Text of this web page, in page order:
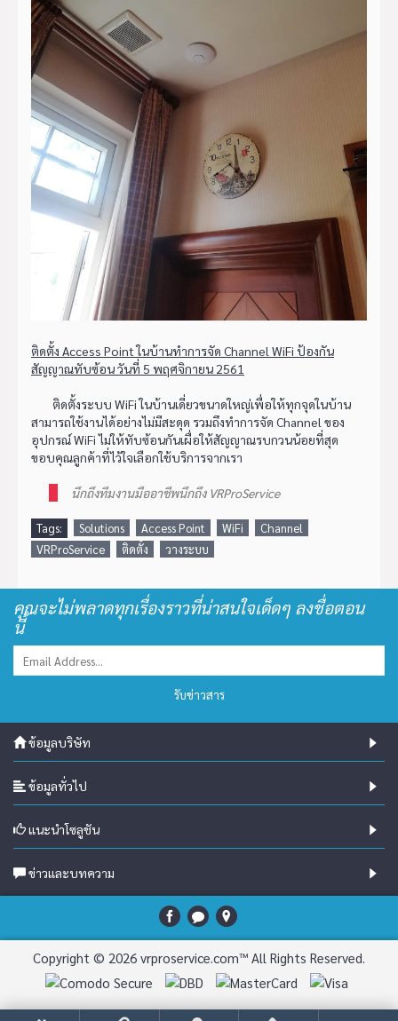
ติดตั้ง Access Point ในบ้านทำการจัด Channel WiFi ป้องกัน
สัญญาณทับซ้อน วันที่ 5 พฤศจิกายน 2561
ติดตั้งระบบ WiFi ในบ้านเดี่ยวขนาดใหญ่เพื่อให้ทุกจุดในบ้าน
สามารถใช้งานได้อย่างไม่มีสะดุด รวมถึงทำการจัด Channel ของ
อุปกรณ์ WiFi ไม่ให้ทับซ้อนกันเผื่อให้สัญญาณรบกวนน้อยที่สุด
ขอบคุณลูกค้าที่ไว้ใจเลือกใช้บริการจากเรา
นึกถึงทีมงานมืออาชีพนึกถึง VRProService
Tags: Solutions Access Point WiFi
Channel
VRProService
ติดตั้ง วางระบบ
คุณจะไม่พลาดทุกเรื่องราวที่น่าสนใจเด็ดๆ ลงชื่อตอน
นี้
รับข่าวสาร
ข้อมูลบริษัท
ข้อมูลทั่วไป
แนะนำโซลูชัน
ข่าวและบทความ
Copyright © 2026 vrproservice.com™ All Rights Reserved.